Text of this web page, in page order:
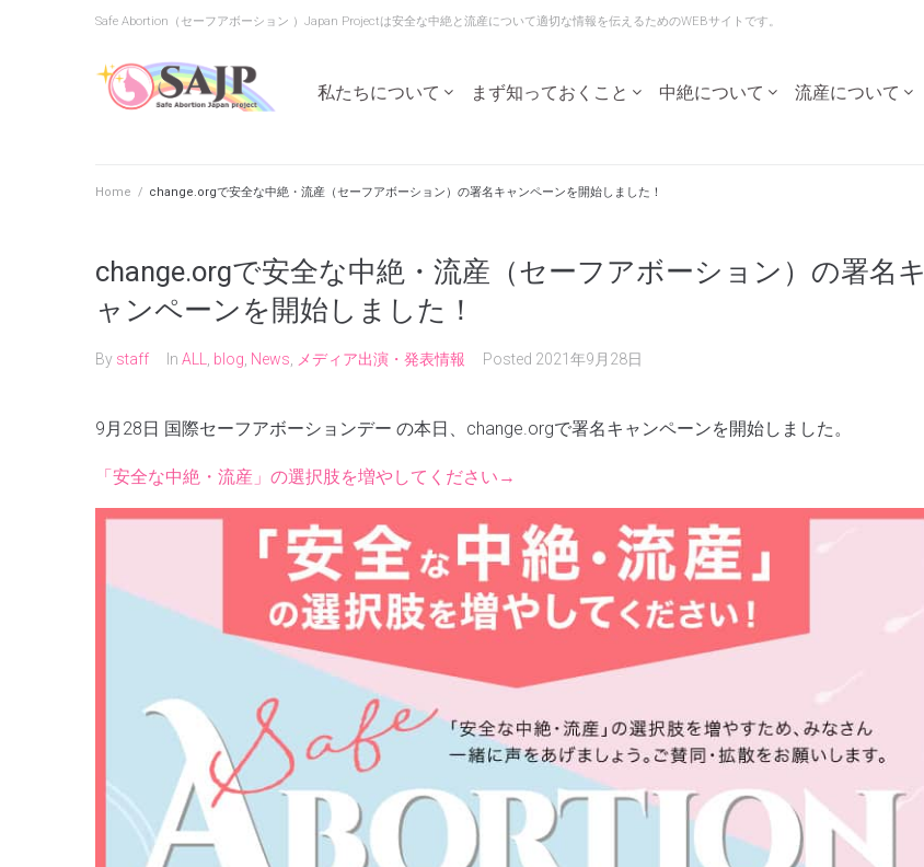
Safe Abortion（セーフアボーション ）Japan Projectは安全な中絶と流産について適切な情報を伝えるためのWEBサイトです。
私たちについて まず知っておくこと 中絶について 流産について
Home / change.orgで安全な中絶・流産（セーフアボーション）の署名キャンペーンを開始しました！
change.orgで安全な中絶・流産（セーフアボーション）の署名キ
ャンペーンを開始しました！
By staff In ALL blog News メディア出演・発表情報 Posted 2021年9月28日
9月28日 国際セーフアボーションデー の本日、change.orgで署名キャンペーンを開始しました。
「安全な中絶・流産」の選択肢を増やしてください→